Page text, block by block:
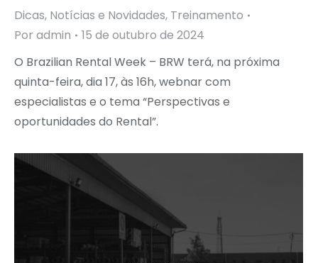
Dicas, Notícias e Novidades, Treinamento
Por admin
15 de outubro de 2024
O Brazilian Rental Week – BRW terá, na próxima
quinta-feira, dia 17, às 16h, webnar com
especialistas e o tema “Perspectivas e
oportunidades do Rental”.